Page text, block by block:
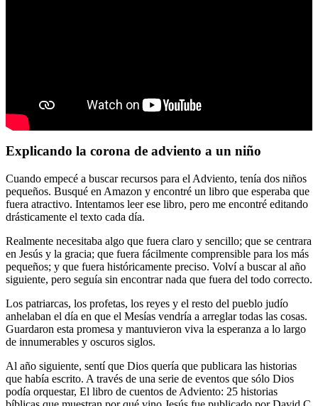
Explicando la corona de adviento a un niño
Cuando empecé a buscar recursos para el Adviento, tenía dos niños
pequeños. Busqué en Amazon y encontré un libro que esperaba que
fuera atractivo. Intentamos leer ese libro, pero me encontré editando
drásticamente el texto cada día.
Realmente necesitaba algo que fuera claro y sencillo; que se centrara
en Jesús y la gracia; que fuera fácilmente comprensible para los más
pequeños; y que fuera históricamente preciso. Volví a buscar al año
siguiente, pero seguía sin encontrar nada que fuera del todo correcto.
Los patriarcas, los profetas, los reyes y el resto del pueblo judío
anhelaban el día en que el Mesías vendría a arreglar todas las cosas.
Guardaron esta promesa y mantuvieron viva la esperanza a lo largo
de innumerables y oscuros siglos.
Al año siguiente, sentí que Dios quería que publicara las historias
que había escrito. A través de una serie de eventos que sólo Dios
podía orquestar, El libro de cuentos de Adviento: 25 historias